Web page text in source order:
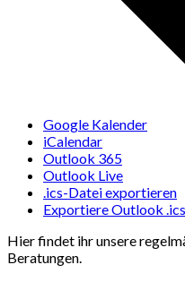
Google Kalender
iCalendar
Outlook 365
Outlook Live
.ics-Datei exportieren
Exportiere Outlook
Hier findet ihr unsere
Beratungen.